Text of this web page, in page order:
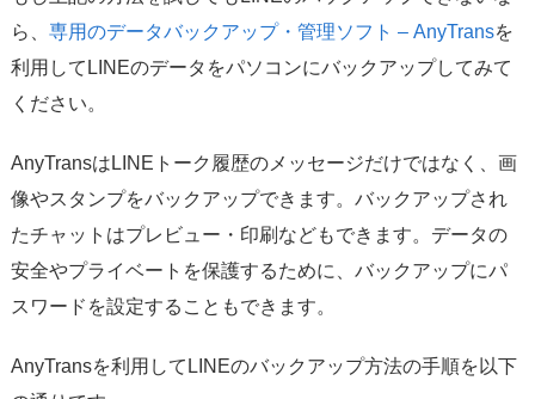
ら、 専用のデータバックアップ・管理ソフト – AnyTransを
利用してLINEのデータをパソコンにバックアップしてみて
ください。
AnyTransはLINEトーク履歴のメッセージだけではなく、画
像やスタンプをバックアップできます。バックアップされ
たチャットはプレビュー・印刷などもできます。データの
安全やプライベートを保護するために、バックアップにパ
スワードを設定することもできます。
AnyTransを利用してLINEのバックアップ方法の手順を以下